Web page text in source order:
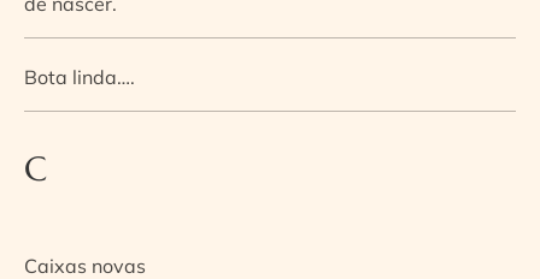
Bota linda….
C
Caixas novas